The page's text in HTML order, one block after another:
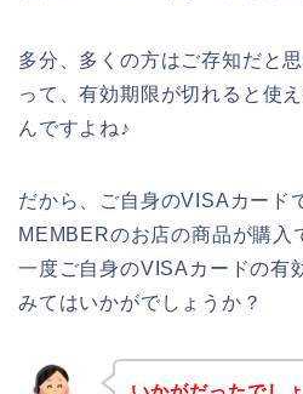
多分、多くの方はご存知だと
って、有効期限が切れると使
んですよね♪
だから、ご自身のVISAカード
MEMBERのお店の商品が購入
一度ご自身のVISAカードの有
みてはいかがでしょうか？